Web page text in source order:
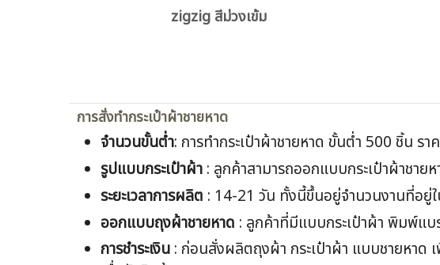
zigzig สีม่วงเข้ม
การสั่งทำกระเป๋าผ้าชายหาด
จำนวนขั้นต่ำ: การทำกระเป๋าผ้าชายหาด ขั้นต่ำ 500 ชิ้น
รูปแบบกระเป๋าผ้า : ลูกค้าสามารถออกแบบกระเป๋าผ้าชา
ระยะเวลาการผลิต : 14-21 วัน ทั้งนี้ขึ้นอยู่จำนวนงานที่อยู่
ออกแบบถุงผ้าชายหาด : ลูกค้าที่มีแบบกระเป๋าผ้า พิมพ์แ
การชำระเงิน : ก่อนสั่งผลิตถุงผ้า กระเป๋าผ้า แบบชายหาด